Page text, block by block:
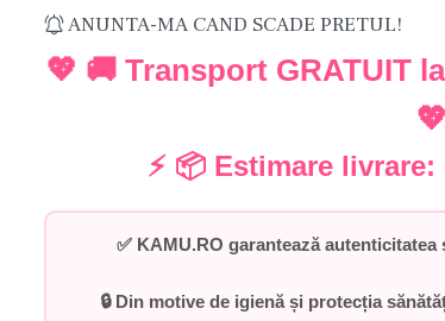
ANUNTA-MA CAND SCADE PRETUL!
💖 🚚 Transport GRATUIT
⚡ 📦 Estimare livrare:
✅ KAMU.RO garantează
🔒 Din motive de igienă și protecția